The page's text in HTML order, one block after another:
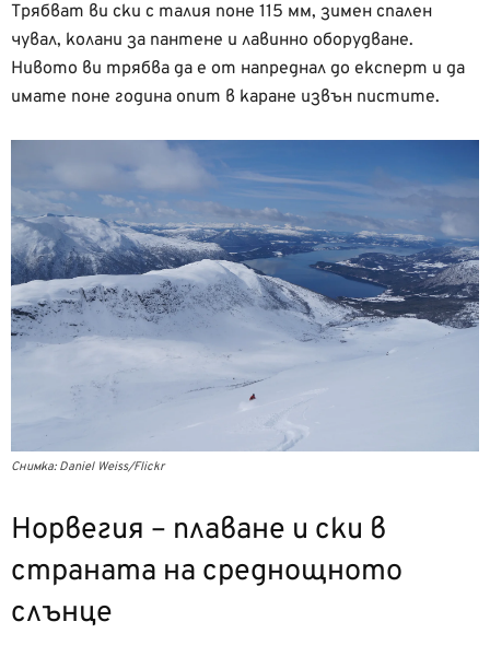
Трябват ви ски с талия поне 115 мм, зимен спален
чувал, колани за пантене и лавинно оборудване.
Нивото ви трябва да е от напреднал до експерт и да
имате поне година опит в каране извън пистите.
Снимка: Daniel Weiss/Flickr
Норвегия – плаване и ски в
страната на среднощното
слънце